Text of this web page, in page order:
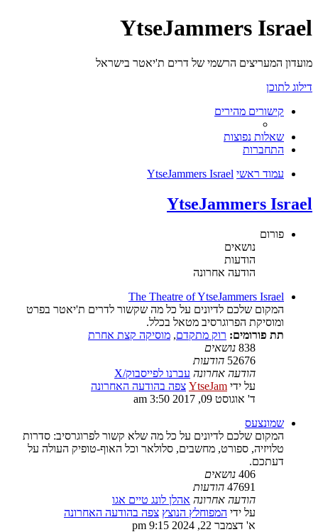
YtseJammers Israel
מועדון המעריצים הרשמי של דרים ת'יאטר בישראל
דילוג לתוכן
קישורים מהירים
שאלות נפוצות
התחברות
עמוד ראשי YtseJammers Israel
YtseJammers Israel
פורום
נושאים
הודעות
הודעה אחרונה
The Theatre of YtseJammers Israel
המקום שלכם לדיונים על כל מה שקשור לדרים ת'יאטר בפרט
ומוסיקת הפרוגרסיב מטאל בכלל.
תת פורומים: רוק מתקדם, מוסיקה קצת אחרת
838 נושאים
52676 הודעות
הודעה אחרונה עברנו לפייסבוק/X
על ידי YtseJam צפה בהודעה האחרונה
ד' אוגוסט 09, 2017 3:50 am
שמונצעס
המקום שלכם לדיונים על כל מה שלא קשור לפרוגרסיב: סדרות
טלויזיה, ספורט, מחשבים, סלולאר וכל האוף-טופיק העולה על
דעתכם.
406 נושאים
47691 הודעות
הודעה אחרונה אהלן לונג טיים אגו
על ידי המפוחלץ הנוצץ צפה בהודעה האחרונה
א' דצמבר 22, 2024 9:15 pm